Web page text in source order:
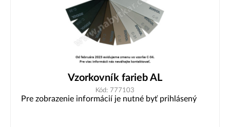
Vzorkovník farieb AL
Kód: 777103
Pre zobrazenie informácií je nutné byť prihlásený